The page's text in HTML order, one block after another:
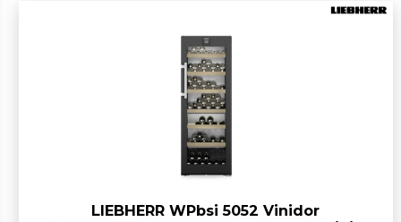
LIEBHERR WPbsi 5052 Vinidor